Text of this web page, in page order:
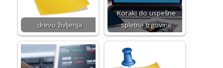
drevo življenja
Koraki do uspešne
spletne trgovine